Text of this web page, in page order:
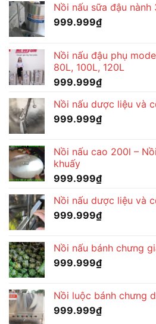
Nồi nấu sữa đậu
999.999₫
Nồi nấu đậu phụ
80L, 100L, 120L
999.999₫
Nồi nấu dược liệu và
999.999₫
Nồi nấu cao 200l –
khuấy
999.999₫
Nồi nấu dược liệu và
999.999₫
Nồi nấu bánh chưng
999.999₫
Nồi luộc bánh chưng
999.999₫